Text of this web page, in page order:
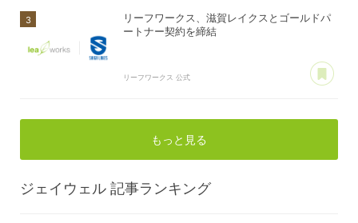
リーフワークス、滋賀レイクスとゴールドパ
ートナー契約を締結
リーフワークス 公式
もっと見る
ジェイウェル 記事ランキング